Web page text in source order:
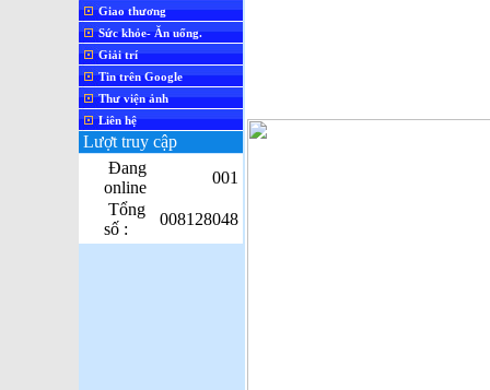
Giao thương
Sức khỏe- Ăn uống.
Giải trí
Tin trên Google
Thư viện ảnh
Liên hệ
Lượt truy cập
Đang
online
001
Tổng
số :
008128048